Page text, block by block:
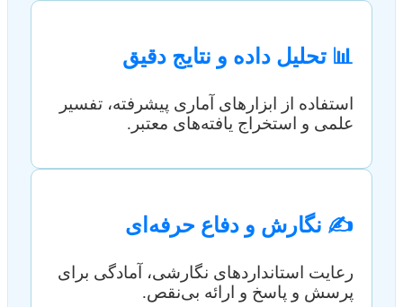
📊 تحلیل داده و نتایج دقیق
استفاده از ابزارهای آماری پیشرفته، تفسیر
علمی و استخراج یافته‌های معتبر.
✍️ نگارش و دفاع حرفه‌ای
رعایت استانداردهای نگارشی، آمادگی برای
پرسش و پاسخ و ارائه بی‌نقص.